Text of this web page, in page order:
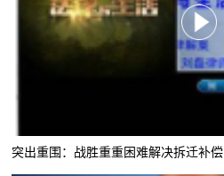
突出重围：战胜重重困难解决拆迁补偿